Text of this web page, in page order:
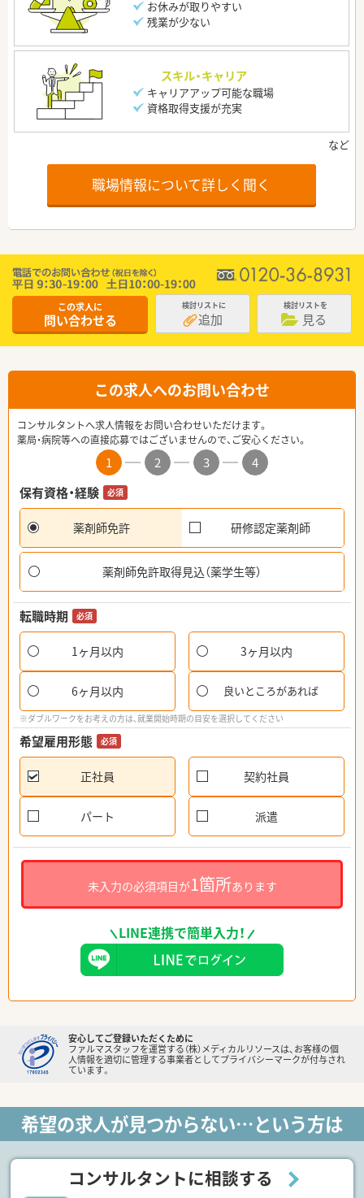
お休みが取りやすい
残業が少ない
スキル・キャリア
キャリアアップ可能な職場
資格取得支援が充実
職場情報について詳しく聞く
この求人に
問い合わせる
検討リストに
追加
検討リストを
見る
この求人へのお問い合わせ
コンサルタントへ求人情報をお問い合わせいただけます。
薬局・病院等への直接応募ではございませんので、ご安心ください。
1 2 3
4
保有資格・経験
必須
薬剤師免許 研修認定薬剤師
薬剤師免許取得見込（薬学生等）
転職時期 必須
1ヶ月以内 3ヶ月以内
6ヶ月以内 良いところがあれば
※ダブルワークをお考えの方は、就業開始時期の目安を選択してください
希望雇用形態 必須
正社員 契約社員
パート 派遣
未入力の必須項目が1箇所あります
LINE連携で簡単入力！
安心してご登録いただくために
ファルマスタッフを運営する（株）メディカルリソースは、お客様の個
人情報を適切に管理する事業者としてプライバシーマークが付与され
ています。
希望の求人が見つからない…という方は
コンサルタントに相談する